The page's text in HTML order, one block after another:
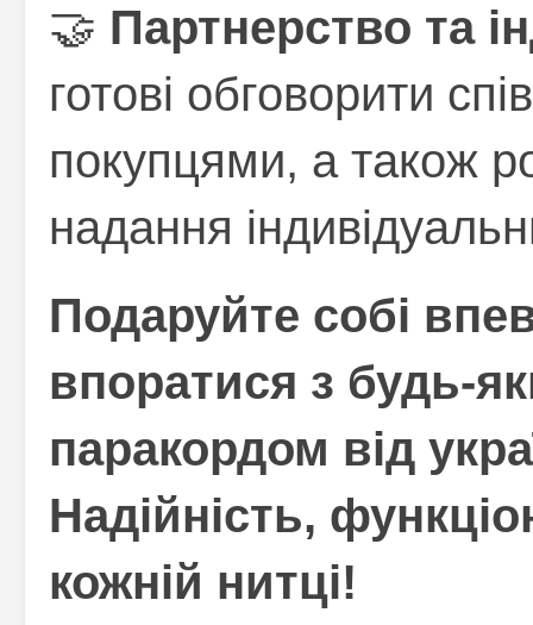
🤝 Партнерство та
готові обговорити
покупцями, а також
надання
Подаруйте собі
впоратися з будь-
паракордом від
Надійність,
кожній нитці!